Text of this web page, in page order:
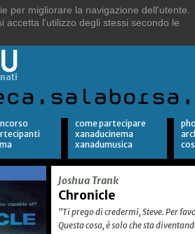
Sulle orme del vento.
Alla ricerca della libertà.
come partecipare
xanaducinema
xanadumusica
Joshua Trank
Chronicle
"Ti prego di credermi, Steve. Per
Questa cosa, è solo che sta